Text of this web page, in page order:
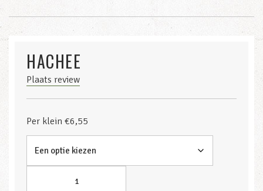
HACHEE
Plaats review
Per klein €6,55